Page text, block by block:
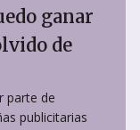
ganar
de
parte de
publicitarias